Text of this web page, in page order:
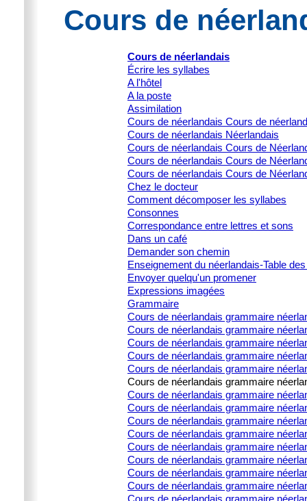
Cours de
Cours de néerlandais
Écrire les syllabes
A l'hôtel
A la poste
Assimilation
Cours de néerlandais Cours de
Cours de néerlandais Néerlandais
Cours de néerlandais Cours de
Cours de néerlandais Cours de
Cours de néerlandais Cours de
Chez le docteur
Comment décomposer les syllabes
Consonnes
Correspondance entre lettres et sons
Dans un café
Demander son chemin
Enseignement du néerlandais-Table
Envoyer quelqu'un promener
Expressions imagées
Grammaire
Cours de néerlandais grammaire
Cours de néerlandais grammaire
Cours de néerlandais grammaire
Cours de néerlandais grammaire
Cours de néerlandais grammaire
Cours de néerlandais grammaire
Cours de néerlandais grammaire
Cours de néerlandais grammaire
Cours de néerlandais grammaire
Cours de néerlandais grammaire
Cours de néerlandais grammaire
Cours de néerlandais grammaire
Cours de néerlandais grammaire
Cours de néerlandais grammaire
Cours de néerlandais grammaire